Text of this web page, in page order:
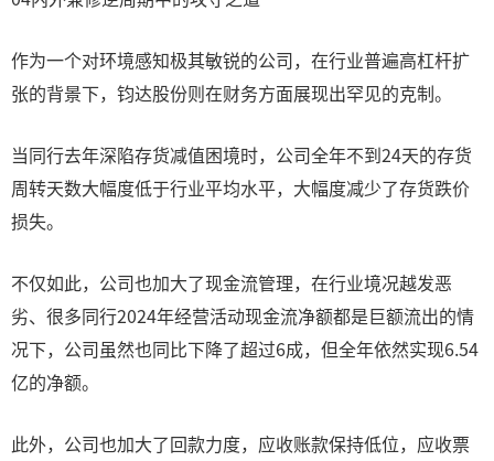
作为一个对环境感知极其敏锐的公司，在行业普遍高杠杆扩
张的背景下，钧达股份则在财务方面展现出罕见的克制。
当同行去年深陷存货减值困境时，公司全年不到24天的存货
周转天数大幅度低于行业平均水平，大幅度减少了存货跌价
损失。
不仅如此，公司也加大了现金流管理，在行业境况越发恶
劣、很多同行2024年经营活动现金流净额都是巨额流出的情
况下，公司虽然也同比下降了超过6成，但全年依然实现6.54
亿的净额。
此外，公司也加大了回款力度，应收账款保持低位，应收票